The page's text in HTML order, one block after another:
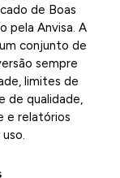
de Boas
pela Anvisa. A
conjunto de
sempre
limites de
de qualidade,
e relatórios